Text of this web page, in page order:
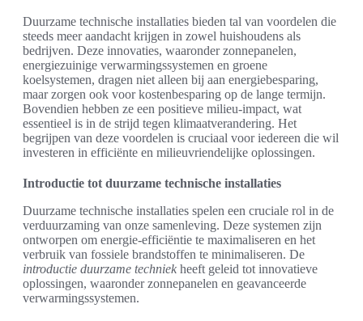
Duurzame technische installaties bieden tal van voordelen die
steeds meer aandacht krijgen in zowel huishoudens als
bedrijven. Deze innovaties, waaronder zonnepanelen,
energiezuinige verwarmingssystemen en groene
koelsystemen, dragen niet alleen bij aan energiebesparing,
maar zorgen ook voor kostenbesparing op de lange termijn.
Bovendien hebben ze een positieve milieu-impact, wat
essentieel is in de strijd tegen klimaatverandering. Het
begrijpen van deze voordelen is cruciaal voor iedereen die wil
investeren in efficiënte en milieuvriendelijke oplossingen.
Introductie tot duurzame technische installaties
Duurzame technische installaties spelen een cruciale rol in de
verduurzaming van onze samenleving. Deze systemen zijn
ontworpen om energie-efficiëntie te maximaliseren en het
verbruik van fossiele brandstoffen te minimaliseren. De
introductie duurzame techniek heeft geleid tot innovatieve
oplossingen, waaronder zonnepanelen en geavanceerde
verwarmingssystemen.